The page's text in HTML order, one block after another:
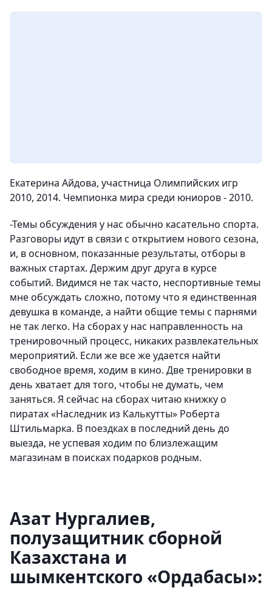
Екатерина Айдова, участница Олимпийских игр
2010, 2014. Чемпионка мира среди юниоров - 2010.
-Темы обсуждения у нас обычно касательно спорта.
Разговоры идут в связи с открытием нового сезона,
и, в основном, показанные результаты, отборы в
важных стартах. Держим друг друга в курсе
событий. Видимся не так часто, неспортивные темы
мне обсуждать сложно, потому что я единственная
девушка в команде, а найти общие темы с парнями
не так легко. На сборах у нас направленность на
тренировочный процесс, никаких развлекательных
мероприятий. Если же все же удается найти
свободное время, ходим в кино. Две тренировки в
день хватает для того, чтобы не думать, чем
заняться. Я сейчас на сборах читаю книжку о
пиратах «Наследник из Калькутты» Роберта
Штильмарка. В поездках в последний день до
выезда, не успевая ходим по близлежащим
магазинам в поисках подарков родным.
Азат Нургалиев,
полузащитник сборной
Казахстана и
шымкентского «Ордабасы»: